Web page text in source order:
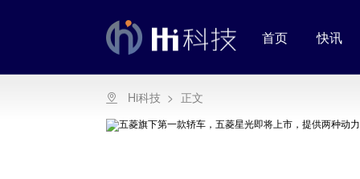
首页 快讯
Hi科技 > 正文